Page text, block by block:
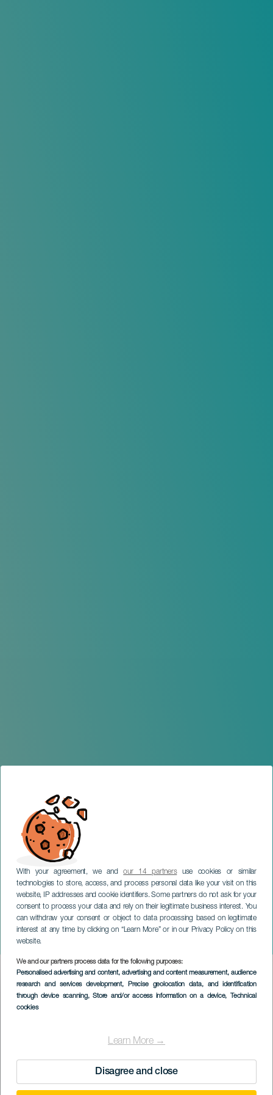
With your agreement, we andour 14 partnersuse cookies or similar
technologies to store, access, and process personal data like your visit on this
website, IP addresses and cookie identifiers. Some partners do not ask for your
consent to process your data and rely on their legitimate business interest. You
can withdraw your consent or object to data processing based on legitimate
interest at any time by clicking on “Learn More” or in our Privacy Policy on this
website.
We and our partners process data for the following purposes:
Personalised advertising and content, advertising and content measurement, audience
research and services development, Precise geolocation data, and identification
through device scanning, Store and/or access information on a device, Technical
cookies
Learn More →
Disagree and close
Romería de Benijos
TENERIFE
Imagen
Listado